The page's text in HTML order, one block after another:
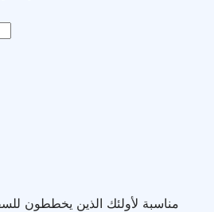
مناسبة لأولئك الذين يخططون